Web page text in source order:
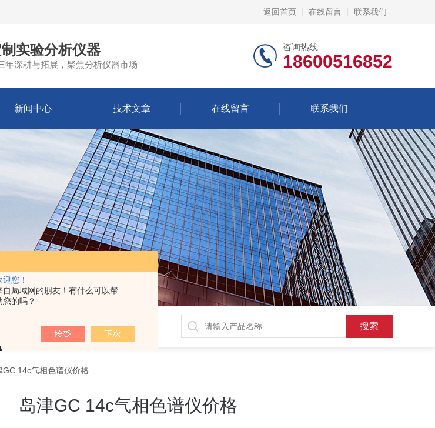
迎您！
自局域网的朋友！有什么可以帮
您的吗？
返回首页 在线留言 联系我们
实验分析仪器
年深耕与拓展，聚焦分析仪器市场
咨询热线
18600516852
新闻中心 技术文章 在线留言 联系我们
外分光光度计，原子吸收分光光度计，傅立叶红外光谱仪，分析天平等常规实验室产品。
14c气相色谱仪价格
岛津GC 14c气相色谱仪价格